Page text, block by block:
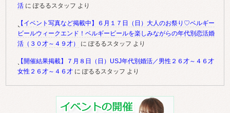
活 にぽるるスタッフ より
【イベント写真など掲載中】６月１７日（日）大人のお祭り♡ベルギー
ビールウィークエンド！ベルギービールを楽しみながらの年代別恋活婚
活（３０才～４９才）
にぽるるスタッフ より
【開催結果掲載】７月８日（日）USJ年代別婚活／男性２６才～４６才
女性２６才～４６才 にぽるるスタッフ より